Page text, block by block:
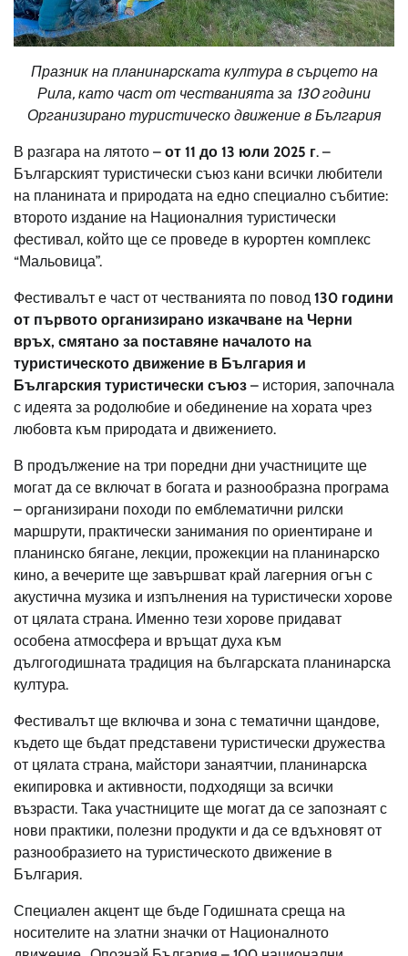
Празник на планинарската култура в сърцето на
Рила, като част от честванията за 130 години
Организирано туристическо движение в България
В разгара на лятото – от 11 до 13 юли 2025 г. –
Българският туристически съюз кани всички любители
на планината и природата на едно специално събитие:
второто издание на Националния туристически
фестивал, който ще се проведе в курортен комплекс
“Мальовица”.
Фестивалът е част от честванията по повод 130 години
от първото организирано изкачване на Черни
връх, смятано за поставяне началото на
туристическото движение в България и
Българския туристически съюз – история, започнала
с идеята за родолюбие и обединение на хората чрез
любовта към природата и движението.
В продължение на три поредни дни участниците ще
могат да се включат в богата и разнообразна програма
– организирани походи по емблематични рилски
маршрути, практически занимания по ориентиране и
планинско бягане, лекции, прожекции на планинарско
кино, а вечерите ще завършват край лагерния огън с
акустична музика и изпълнения на туристически хорове
от цялата страна. Именно тези хорове придават
особена атмосфера и връщат духа към
дългогодишната традиция на българската планинарска
култура.
Фестивалът ще включва и зона с тематични щандове,
където ще бъдат представени туристически дружества
от цялата страна, майстори занаятчии, планинарска
екипировка и активности, подходящи за всички
възрасти. Така участниците ще могат да се запознаят с
нови практики, полезни продукти и да се вдъхновят от
разнообразието на туристическото движение в
България.
Специален акцент ще бъде Годишната среща на
носителите на златни значки от Националното